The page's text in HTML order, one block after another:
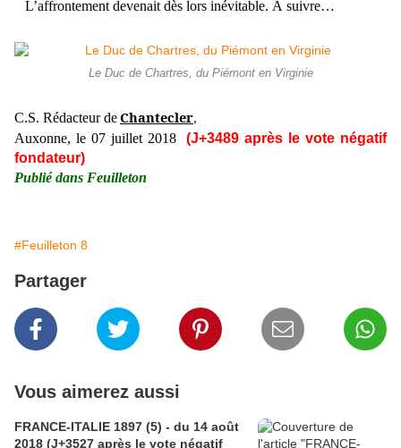
L’affrontement devenait dès lors inévitable. À suivre…
Le Duc de Chartres, du Piémont en Virginie
C.S. Rédacteur deChantecler,
Auxonne, le 07 juillet 2018
(J+3489 après le vote négatif
fondateur)
Publié dans Feuilleton
#Feuilleton 8
Partager
Vous aimerez aussi
FRANCE-ITALIE 1897 (5) - du 14 août
2018 (J+3527 après le vote négatif